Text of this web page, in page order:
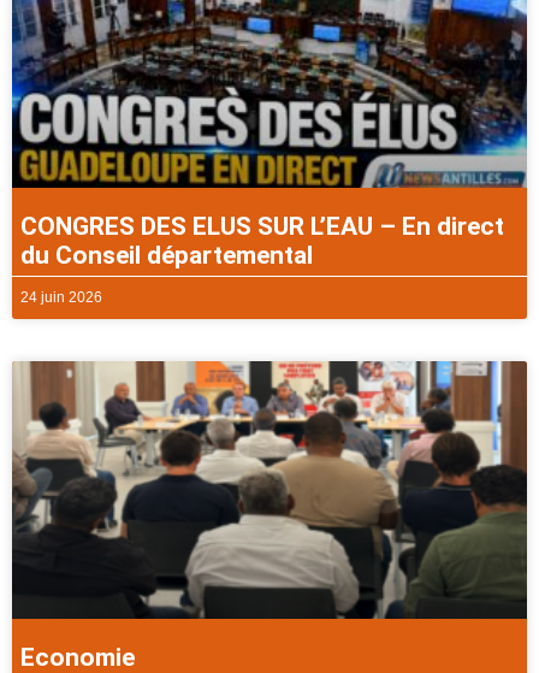
CONGRES DES ELUS SUR L’EAU – En direct
du Conseil départemental
24 juin 2026
Economie